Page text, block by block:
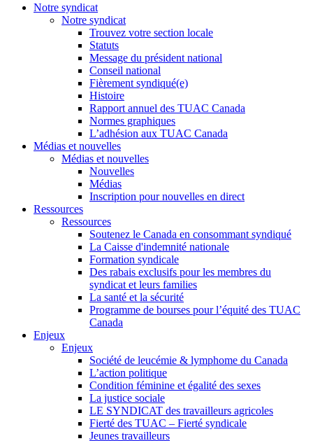
Notre syndicat
Notre syndicat
Trouvez votre section locale
Statuts
Message du président national
Conseil national
Fièrement syndiqué(e)
Histoire
Rapport annuel des TUAC Canada
Normes graphiques
L’adhésion aux TUAC Canada
Médias et nouvelles
Médias et nouvelles
Nouvelles
Médias
Inscription pour nouvelles en direct
Ressources
Ressources
Soutenez le Canada en consommant syndiqué
La Caisse d'indemnité nationale
Formation syndicale
Des rabais exclusifs pour les membres du
syndicat et leurs families
La santé et la sécurité
Programme de bourses pour l’équité des TUAC
Canada
Enjeux
Enjeux
Société de leucémie & lymphome du Canada
L’action politique
Condition féminine et égalité des sexes
La justice sociale
LE SYNDICAT des travailleurs agricoles
Fierté des TUAC – Fierté syndicale
Jeunes travailleurs